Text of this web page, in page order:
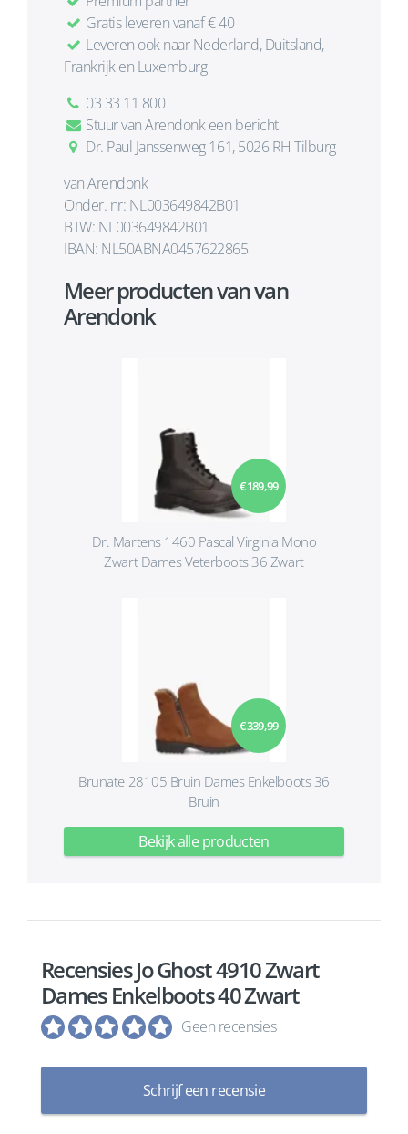
Gratis leveren vanaf € 40
Leveren ook naar Nederland, Duitsland,
Frankrijk en Luxemburg
03 33 11 800
Stuur van Arendonk een bericht
Dr. Paul Janssenweg 161, 5026 RH Tilburg
van Arendonk
Onder. nr: NL003649842B01
BTW: NL003649842B01
IBAN: NL50ABNA0457622865
Meer producten van van
Arendonk
€ 189,99
Dr. Martens 1460 Pascal Virginia Mono
Zwart Dames Veterboots 36 Zwart
€ 339,99
Brunate 28105 Bruin Dames Enkelboots 36
Bruin
Bekijk alle producten
Recensies Jo Ghost 4910 Zwart
Dames Enkelboots 40 Zwart
Geen recensies
Schrijf een recensie